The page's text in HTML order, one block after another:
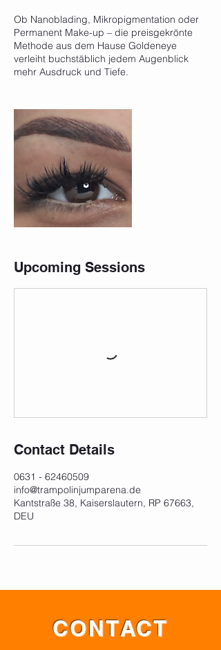
Ob Nanoblading, Mikropigmentation oder
Permanent Make-up – die preisgekrönte
Methode aus dem Hause Goldeneye
verleiht buchstäblich jedem Augenblick
mehr Ausdruck und Tiefe.
Upcoming Sessions
Contact Details
0631 - 62460509
info@trampolinjumparena.de
Kantstraße 38, Kaiserslautern, RP 67663,
DEU
CONTACT